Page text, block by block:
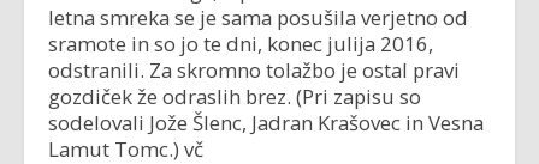
letna smreka se je sama posušila verjetno od
sramote in so jo te dni, konec julija 2016,
odstranili. Za skromno tolažbo je ostal pravi
gozdiček že odraslih brez. (Pri zapisu so
sodelovali Jože Šlenc, Jadran Krašovec in Vesna
Lamut Tomc.) vč